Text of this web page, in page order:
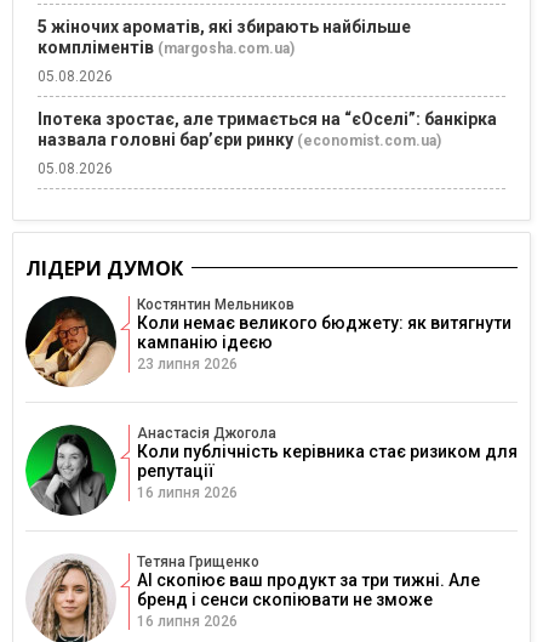
5 жіночих ароматів, які збирають найбільше
компліментів (margosha.com.ua)
05.08.2026
Іпотека зростає, але тримається на “єОселі”: банкірка
назвала головні бар’єри ринку (economist.com.ua)
05.08.2026
ЛІДЕРИ ДУМОК
Костянтин Мельников
Коли немає великого бюджету: як витягнути
кампанію ідеєю
23 липня 2026
Анастасія Джогола
Коли публічність керівника стає ризиком для
репутації
16 липня 2026
Тетяна Грищенко
AI скопіює ваш продукт за три тижні. Але
бренд і сенси скопіювати не зможе
16 липня 2026